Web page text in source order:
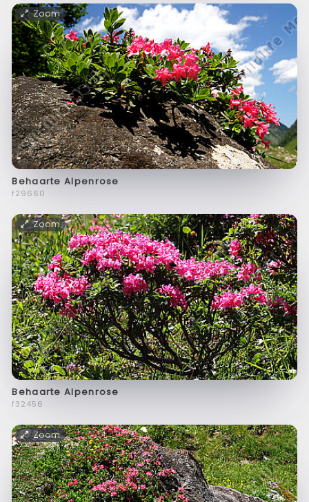
Zoom
Behaarte Alpenrose
f29660
Zoom
Behaarte Alpenrose
f32456
Zoom